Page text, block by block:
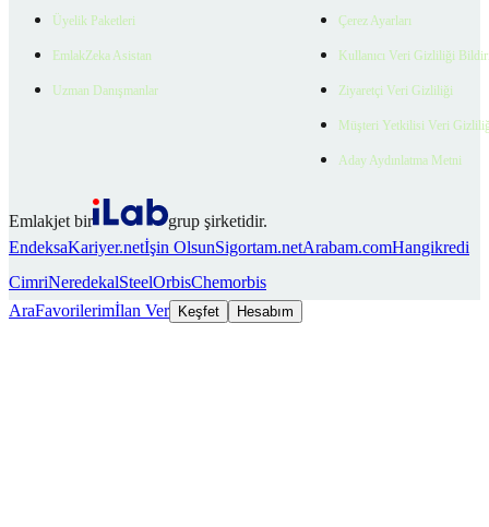
Üyelik Paketleri
EmlakZeka Asistan
Uzman Danışmanlar
Çerez Ayarları
Kullanıcı Veri Gizliliği
Ziyaretçi Veri Gizliliği
Müşteri Yetkilisi Veri
Aday Aydınlatma Metni
Emlakjet bir
grup şirketidir.
EndeksaKariyer.netİşin OlsunSigortam.netArabam.comHangikredi
CimriNeredekalSteelOrbisChemorbis
AraFavorilerimİlan Ver Keşfet Hesabım